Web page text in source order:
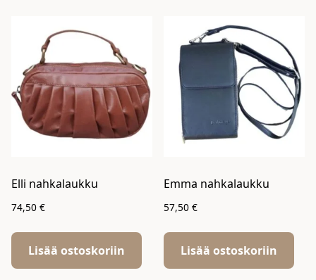
Elli nahkalaukku
74,50 €
Lisää ostoskoriin
Emma nahkalaukku
57,50€
Lisää ostoskoriin